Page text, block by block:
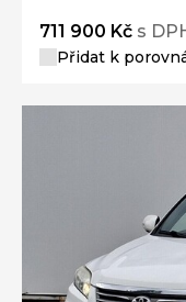
711 900 Kč s
Přidat k